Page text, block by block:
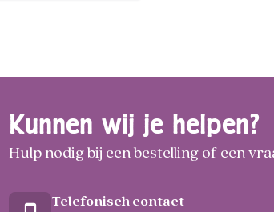
Kunnen wij je helpen?
Hulp nodig bij een bestelling of een
Telefonisch contact